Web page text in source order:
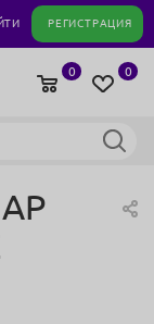
РЕГИСТРАЦИЯ
0
0